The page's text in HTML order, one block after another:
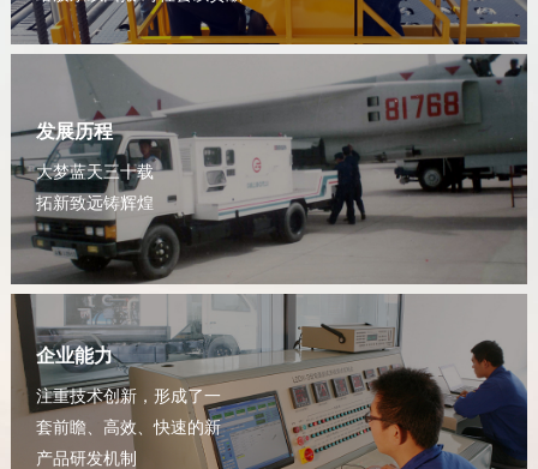
发展历程
大梦蓝天三十载
拓新致远铸辉煌
企业能力
注重技术创新，形成了一
套前瞻、高效、快速的新
产品研发机制